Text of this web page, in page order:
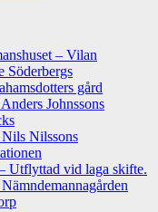
– Vilan
Söderbergs
gård
Johnssons
Nilssons
Utflyttad vid laga skifte.